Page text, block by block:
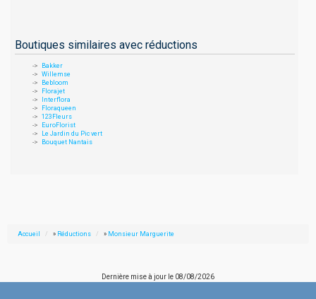
Boutiques similaires avec réductions
Bakker
Willemse
Bebloom
Florajet
Interflora
Floraqueen
123Fleurs
EuroFlorist
Le Jardin du Pic vert
Bouquet Nantais
Accueil » Réductions » Monsieur Marguerite
Dernière mise à jour le 08/08/2026